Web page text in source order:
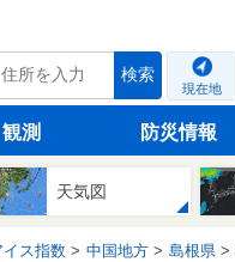
検索
現在地
観測 防災情報
天気図
イス指数 中国地方 島根県